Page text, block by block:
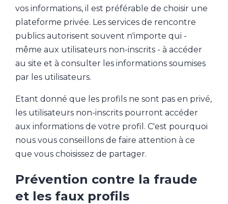
vos informations, il est préférable de choisir une
plateforme privée. Les services de rencontre
publics autorisent souvent n'importe qui -
même aux utilisateurs non-inscrits - à accéder
au site et à consulter les informations soumises
par les utilisateurs.
Etant donné que les profils ne sont pas en privé,
les utilisateurs non-inscrits pourront accéder
aux informations de votre profil. C'est pourquoi
nous vous conseillons de faire attention à ce
que vous choisissez de partager.
Prévention contre la fraude
et les faux profils